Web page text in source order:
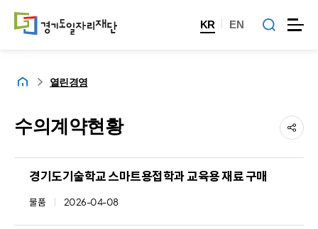
KR EN
홈 열린경영
수의계약현황
경기도기술학교 스마트용접학과 교육용 재료 구매
물품 2026-04-08